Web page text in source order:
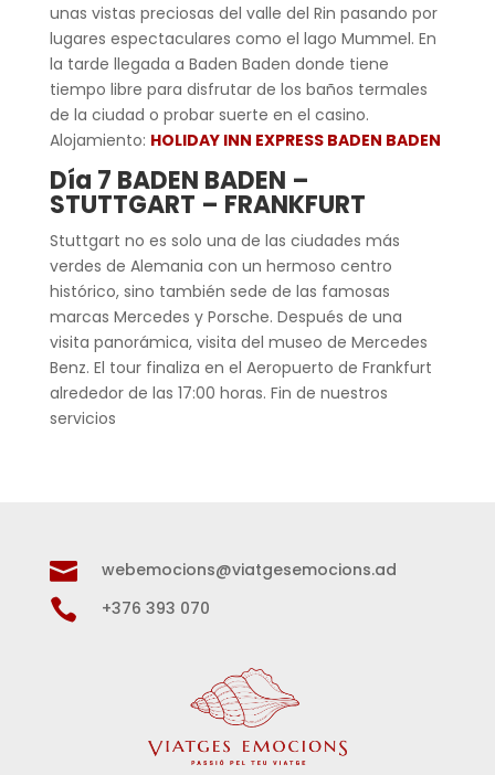
unas vistas preciosas del valle del Rin pasando por
lugares espectaculares como el lago Mummel. En
la tarde llegada a Baden Baden donde tiene
tiempo libre para disfrutar de los baños termales
de la ciudad o probar suerte en el casino.
Alojamiento: HOLIDAY INN EXPRESS BADEN BADEN
Día 7 BADEN BADEN –
STUTTGART – FRANKFURT
Stuttgart no es solo una de las ciudades más
verdes de Alemania con un hermoso centro
histórico, sino también sede de las famosas
marcas Mercedes y Porsche. Después de una
visita panorámica, visita del museo de Mercedes
Benz. El tour finaliza en el Aeropuerto de Frankfurt
alrededor de las 17:00 horas. Fin de nuestros
servicios
 webemocions@viatgesemocions.ad
 +376 393 070